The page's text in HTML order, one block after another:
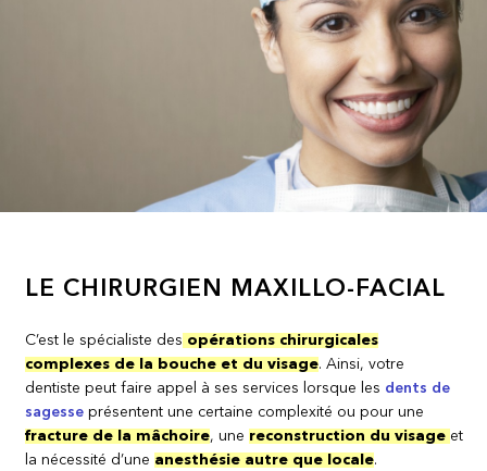
LE CHIRURGIEN MAXILLO-FACIAL
C’est le spécialiste des opérations chirurgicales
complexes de la bouche et du visage. Ainsi, votre
dentiste peut faire appel à ses services lorsque les dents de
sagesse présentent une certaine complexité ou pour une
fracture de la mâchoire, une reconstruction du visage et
la nécessité d’une anesthésie autre que locale.